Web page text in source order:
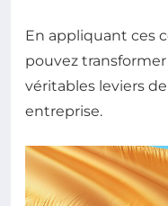
En appliquant ces
pouvez
véritables leviers
entreprise.